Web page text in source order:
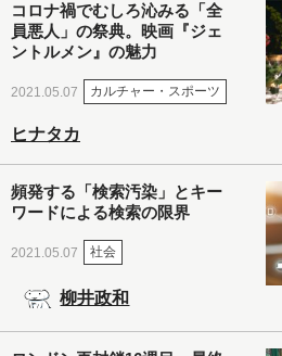
コロナ禍でむしろ沁みる「全
員悪人」の祭典。映画『ジェ
ントルメン』の魅力
2021.05.07 カルチャー・スポーツ
ヒナタカ
頻発する「検索汚染」とキー
ワードによる検索の限界
2021.05.07 社会
柳井政和